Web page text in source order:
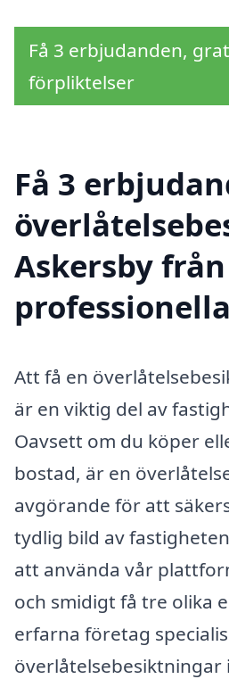
Få 3 erbjudanden,
förpliktelser
Få 3
Askersby från
Att få en
är en viktig del av
Oavsett om du köper
bostad, är en
avgörande för att
tydlig bild av
att använda vår
och smidigt få tre olika
erfarna företag
överlåtelsebesiktningar